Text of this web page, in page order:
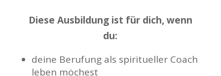
Diese Ausbildung ist für dich, wenn
du:
deine Berufung als spiritueller Coach
leben möchest